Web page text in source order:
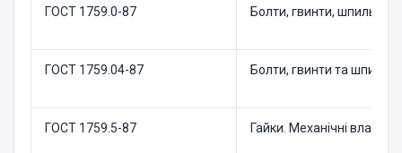
ГОСТ 1759.0-87 Болти, гвинти, шпильки
ГОСТ 1759.04-87 Болти, гвинти та
ГОСТ 1759.5-87 Гайки. Механічні